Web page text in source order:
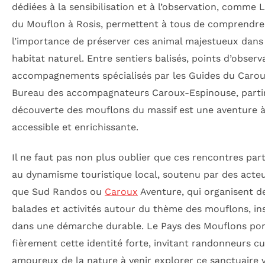
dédiées à la sensibilisation et à l’observation, comme
du Mouflon à Rosis, permettent à tous de comprendre
l’importance de préserver ces animal majestueux
habitat naturel. Entre sentiers balisés, points
accompagnements spécialisés par les Guides du
Bureau des accompagnateurs Caroux-Espinouse,
découverte des mouflons du massif est une aventure
accessible et enrichissante.
Il ne faut pas non plus oublier que ces rencontres
au dynamisme touristique local, soutenu par des
que Sud Randos ou Caroux Aventure, qui organisent
balades et activités autour du thème des mouflons,
dans une démarche durable. Le Pays des Mouflons
fièrement cette identité forte, invitant randonneurs
amoureux de la nature à venir explorer ce sanctuaire